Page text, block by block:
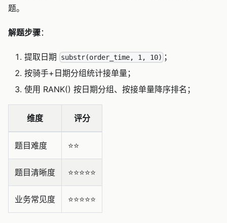
题。
解题步骤：
提取日期 substr(order_time, 1, 10) ；
按骑手+日期分组统计接单量；
使用 RANK() 按日期分组、按接单量降序排名；
维度 评分
题目难度 ⭐️⭐️
题目清晰度 ⭐️⭐️⭐️⭐️⭐️
业务常见度 ⭐️⭐️⭐️⭐️⭐️